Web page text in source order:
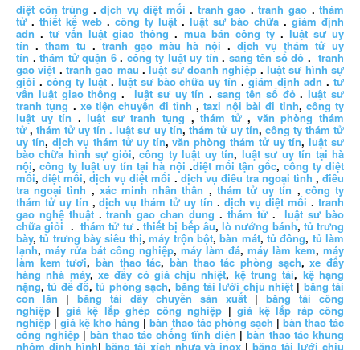
diệt côn trùng .dịch vụ diệt mối . tranh gao .tranh gao .thám
tử. thiết kế web . công ty luật . luật sư bào chữa .giám định
adn .tư vấn luật giao thông. mua bán công ty. luật sư uy
tín . tham tu .tranh gạo màu hà nội .dịch vụ thám tử uy
tín .thám tử quận 6. công ty luật uy tín . sang tên sổ đỏ .tranh
gao việt .tranh gao mau .luật sư doanh nghiệp .luật sư hình sự
giỏi . công ty luật. luật sư bào chữa uy tín .giám định adn .tư
vấn luật giao thông .luật sư uy tín .sang tên sổ đỏ.luật sư
tranh tụng . xe tiện chuyến đi tỉnh ,taxi nội bài đi tỉnh, công ty
luật uy tín .luật sư tranh tụng ,thám tử, văn phòng thám
tử,thám tử uy tín . luật sư uy tín, thám tử uy tín, công ty thám tử
uy tín, dịch vụ thám tử uy tín,văn phòng thám tử uy tín,luật sư
bào chữa hình sự giỏi,công ty luật uy tín, luật sư uy tín tại hà
nội,công ty luật uy tín tại hà nội .diệt mối tận gốc, công ty diệt
mối,diệt mối,dịch vụ diệt mối .dịch vụ điều tra ngoại tình ,điều
tra ngoại tình ,xác minh nhân thân ,thám tử uy tín , công ty
thám tử uy tín ,dịch vụ thám tử uy tín . dịch vụ diệt mối .tranh
gao nghệ thuật.tranh gao chan dung . thám tử.luật sư bào
chữa giỏi .thám tử tư.thiết bị bếp âu,lò nướng bánh, tủ trưng
bày,tủ trưng bày siêu thị,máy trộn bột,bàn mát,tủ đông, tủ làm
lạnh, máy rửa bát công nghiệp, máy làm đá, máy làm kem, máy
làm kem tươi,bàn thao tác,bàn thao tác phòng sạch,xe đẩy
hàng nhà máy, xe đẩy có giá chịu nhiệt, kệ trung tải, kệ hạng
nặng,tủ để đồ,tủ phòng sạch, băng tải lưới chịu nhiệt| băng tải
con lăn | băng tải dây chuyền sản xuất | băng tải công
nghiệp | giá kệ lắp ghép công nghiệp |giá kệ lắp ráp công
nghiệp |giá kệ kho hàng |bàn thao tác phòng sạch | bàn thao tác
công nghiệp|bàn thao tác chống tĩnh điện |bàn thao tác khung
nhôm định hình| băng tải xích nhựa và inox|băng tải lưới chịu